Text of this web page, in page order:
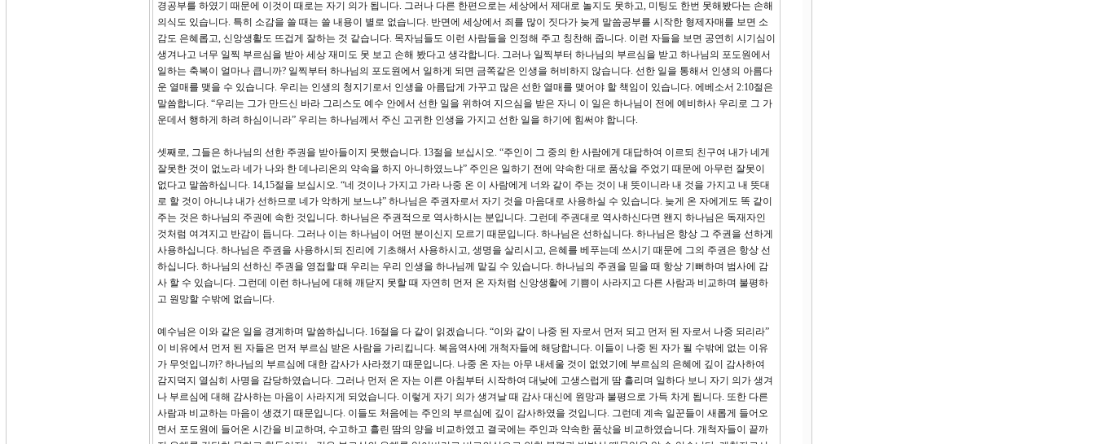
경공부를 하였기 때문에 이것이 때로는 자기 의가 됩니다. 그러나 다른 한편으로는 세상에서 제대로 놀지도 못하고, 미팅도 한번 못해봤다는 손해
의식도 있습니다. 특히 소감을 쓸 때는 쓸 내용이 별로 없습니다. 반면에 세상에서 죄를 많이 짓다가 늦게 말씀공부를 시작한 형제자매를 보면 소
감도 은혜롭고, 신앙생활도 뜨겁게 잘하는 것 같습니다. 목자님들도 이런 사람들을 인정해 주고 칭찬해 줍니다. 이런 자들을 보면 공연히 시기심이
생겨나고 너무 일찍 부르심을 받아 세상 재미도 못 보고 손해 봤다고 생각합니다. 그러나 일찍부터 하나님의 부르심을 받고 하나님의 포도원에서
일하는 축복이 얼마나 큽니까? 일찍부터 하나님의 포도원에서 일하게 되면 금쪽같은 인생을 허비하지 않습니다. 선한 일을 통해서 인생의 아름다
운 열매를 맺을 수 있습니다. 우리는 인생의 청지기로서 인생을 아름답게 가꾸고 많은 선한 열매를 맺어야 할 책임이 있습니다. 에베소서 2:10절은
말씀합니다. “우리는 그가 만드신 바라 그리스도 예수 안에서 선한 일을 위하여 지으심을 받은 자니 이 일은 하나님이 전에 예비하사 우리로 그 가
운데서 행하게 하려 하심이니라” 우리는 하나님께서 주신 고귀한 인생을 가지고 선한 일을 하기에 힘써야 합니다.
셋째로, 그들은 하나님의 선한 주권을 받아들이지 못했습니다. 13절을 보십시오. “주인이 그 중의 한 사람에게 대답하여 이르되 친구여 내가 네게
잘못한 것이 없노라 네가 나와 한 데나리온의 약속을 하지 아니하였느냐” 주인은 일하기 전에 약속한 대로 품삯을 주었기 때문에 아무런 잘못이
없다고 말씀하십니다. 14,15절을 보십시오. “네 것이나 가지고 가라 나중 온 이 사람에게 너와 같이 주는 것이 내 뜻이니라 내 것을 가지고 내 뜻대
로 할 것이 아니냐 내가 선하므로 네가 악하게 보느냐” 하나님은 주권자로서 자기 것을 마음대로 사용하실 수 있습니다. 늦게 온 자에게도 똑 같이
주는 것은 하나님의 주권에 속한 것입니다. 하나님은 주권적으로 역사하시는 분입니다. 그런데 주권대로 역사하신다면 왠지 하나님은 독재자인
것처럼 여겨지고 반감이 듭니다. 그러나 이는 하나님이 어떤 분이신지 모르기 때문입니다. 하나님은 선하십니다. 하나님은 항상 그 주권을 선하게
사용하십니다. 하나님은 주권을 사용하시되 진리에 기초해서 사용하시고, 생명을 살리시고, 은혜를 베푸는데 쓰시기 때문에 그의 주권은 항상 선
하십니다. 하나님의 선하신 주권을 영접할 때 우리는 우리 인생을 하나님께 맡길 수 있습니다. 하나님의 주권을 믿을 때 항상 기뻐하며 범사에 감
사 할 수 있습니다. 그런데 이런 하나님에 대해 깨닫지 못할 때 자연히 먼저 온 자처럼 신앙생활에 기쁨이 사라지고 다른 사람과 비교하며 불평하
고 원망할 수밖에 없습니다.
예수님은 이와 같은 일을 경계하며 말씀하십니다. 16절을 다 같이 읽겠습니다. “이와 같이 나중 된 자로서 먼저 되고 먼저 된 자로서 나중 되리라”
이 비유에서 먼저 된 자들은 먼저 부르심 받은 사람을 가리킵니다. 복음역사에 개척자들에 해당합니다. 이들이 나중 된 자가 될 수밖에 없는 이유
가 무엇입니까? 하나님의 부르심에 대한 감사가 사라졌기 때문입니다. 나중 온 자는 아무 내세울 것이 없었기에 부르심의 은혜에 깊이 감사하여
감지덕지 열심히 사명을 감당하였습니다. 그러나 먼저 온 자는 이른 아침부터 시작하여 대낮에 고생스럽게 땀 흘리며 일하다 보니 자기 의가 생겨
나 부르심에 대해 감사하는 마음이 사라지게 되었습니다. 이렇게 자기 의가 생겨날 때 감사 대신에 원망과 불평으로 가득 차게 됩니다. 또한 다른
사람과 비교하는 마음이 생겼기 때문입니다. 이들도 처음에는 주인의 부르심에 깊이 감사하였을 것입니다. 그런데 계속 일꾼들이 새롭게 들어오
면서 포도원에 들어온 시간을 비교하며, 수고하고 흘린 땀의 양을 비교하였고 결국에는 주인과 약속한 품삯을 비교하였습니다. 개척자들이 끝까